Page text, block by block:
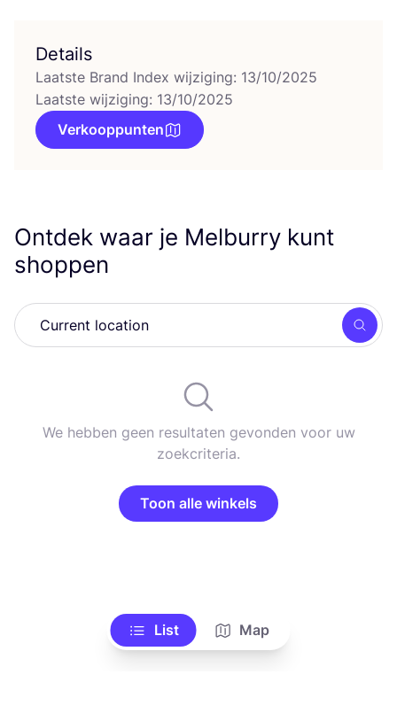
Details
Laatste Brand Index wijziging: 13/10/2025
Laatste wijziging: 13/10/2025
Verkooppunten
Ontdek waar je Melburry kunt
shoppen
Zoek
We hebben geen resultaten gevonden voor uw
zoekcriteria.
Toon alle winkels
List Map